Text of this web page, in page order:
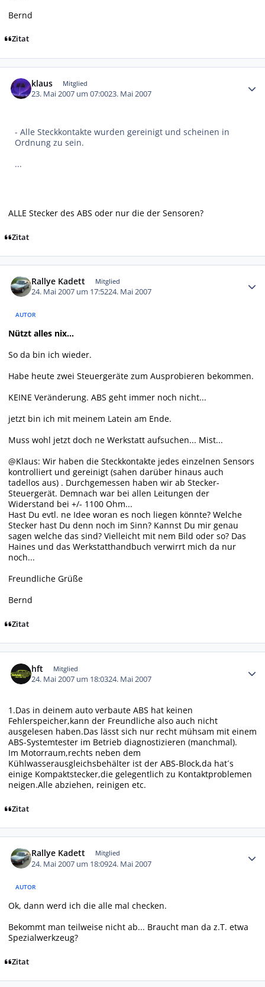
Bernd
Zitat
klaus Mitglied
23. Mai 2007 um 07:0023. Mai 2007
- Alle Steckkontakte wurden gereinigt und scheinen in
Ordnung zu sein.
...
ALLE Stecker des ABS oder nur die der Sensoren?
Zitat
Rallye Kadett Mitglied
24. Mai 2007 um 17:5224. Mai 2007
AUTOR
Nützt alles nix...
So da bin ich wieder.
Habe heute zwei Steuergeräte zum Ausprobieren bekommen.
KEINE Veränderung. ABS geht immer noch nicht...
jetzt bin ich mit meinem Latein am Ende.
Muss wohl jetzt doch ne Werkstatt aufsuchen... Mist...
@Klaus: Wir haben die Steckkontakte jedes einzelnen Sensors
kontrolliert und gereinigt (sahen darüber hinaus auch
tadellos aus) . Durchgemessen haben wir ab Stecker-
Steuergerät. Demnach war bei allen Leitungen der
Widerstand bei +/- 1100 Ohm...
Hast Du evtl. ne Idee woran es noch liegen könnte? Welche
Stecker hast Du denn noch im Sinn? Kannst Du mir genau
sagen welche das sind? Vielleicht mit nem Bild oder so? Das
Haines und das Werkstatthandbuch verwirrt mich da nur
noch...
Freundliche Grüße
Bernd
Zitat
hft Mitglied
24. Mai 2007 um 18:0324. Mai 2007
1.Das in deinem auto verbaute ABS hat keinen
Fehlerspeicher,kann der Freundliche also auch nicht
ausgelesen haben.Das lässt sich nur recht mühsam mit einem
ABS-Systemtester im Betrieb diagnostizieren (manchmal).
Im Motorraum,rechts neben dem
Kühlwasserausgleichsbehälter ist der ABS-Block,da hat´s
einige Kompaktstecker,die gelegentlich zu Kontaktproblemen
neigen.Alle abziehen, reinigen etc.
Zitat
Rallye Kadett Mitglied
24. Mai 2007 um 18:0924. Mai 2007
AUTOR
Ok, dann werd ich die alle mal checken.
Bekommt man teilweise nicht ab... Braucht man da z.T. etwa
Spezialwerkzeug?
Zitat